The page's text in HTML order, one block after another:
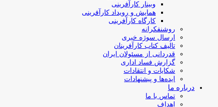
وبینار کارآفرینی
همایش و رویداد کارآفرینی
کارگاه کارآفرینی
روشنفکرانه
ارسال سوژه‌ خبری
تالیف کتاب کارآفرینان
قدردانی از مسئولان ایران
گزارش فساد اداری
شکایات و انتقادات
ایده‌ها و پیشنهادات
درباره ما
تماس با ما
اهداف